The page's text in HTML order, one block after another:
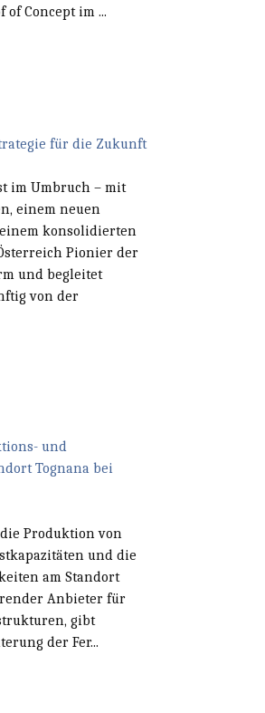
of Concept im ...
für die Zukunft
im Umbruch – mit
einem neuen
konsolidierten
Pionier der
und begleitet
von der
und
Tognana bei
Produktion von
und die
am Standort
Anbieter für
gibt
der Fer...